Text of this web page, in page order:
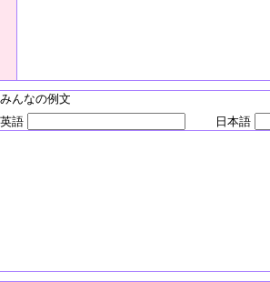
みんなの例文
英語
日本語